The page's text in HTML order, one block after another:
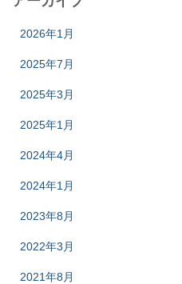
2026年1月
2025年7月
2025年3月
2025年1月
2024年4月
2024年1月
2023年8月
2022年3月
2021年8月